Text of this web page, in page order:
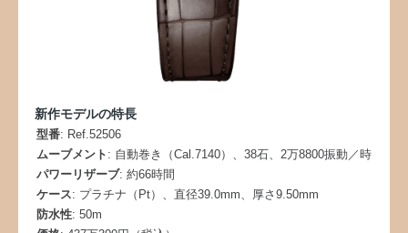
新作モデルの特長
型番: Ref.52506
ムーブメント : 自動巻き（Cal.7140）、38石、2万8800振動／時
パワーリザーブ: 約66時間
ケース: プラチナ（Pt）、直径39.0mm、厚さ9.50mm
防水性: 50m